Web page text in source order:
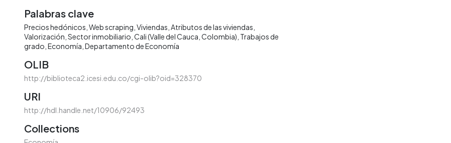
Palabras clave
Precios hedónicos Web scraping Viviendas Atributos de las viviendas
Valorización Sector inmobiliario Cali (Valle del Cauca, Colombia) Trabajos de
grado Economía Departamento de Economía
OLIB
http://biblioteca2.icesi.edu.co/cgi-olib?oid=328370
URI
http://hdl.handle.net/10906/92493
Collections